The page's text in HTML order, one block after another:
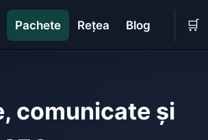
Pachete Rețea Blog 🛒
comunicate și